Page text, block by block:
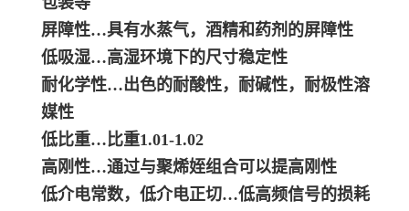
屏障性…具有水蒸气，酒精和药剂的屏障性
低吸湿…高湿环境下的尺寸稳定性
耐化学性…出色的耐酸性，耐碱性，耐极性溶
媒性
低比重…比重1.01-1.02
高刚性…通过与聚烯姪组合可以提高刚性
低介电常数，低介电正切…低高频信号的损耗